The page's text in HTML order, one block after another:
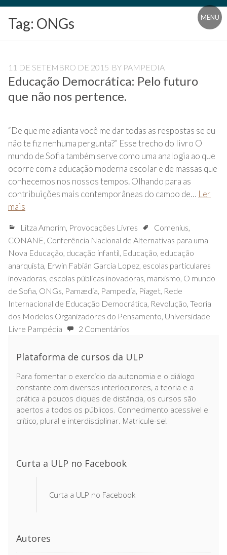
Blog
Universidade
Pampédia
MENU
Tag: ONGs
11 DE SETEMBRO DE 2015 BY PAMPEDIA
Educação Democrática: Pelo futuro
que não nos pertence.
“De que me adianta você me dar todas as respostas se eu
não te fiz nenhuma pergunta?” Esse trecho do livro O
mundo de Sofia também serve como uma analogia ao que
ocorre com a educação moderna escolar e de massas que
conhecemos nos nossos tempos. Olhando para as
contribuições mais contemporâneas do campo de… Ler
mais
Litza Amorim, Provocações Livres Comenius,
CONANE, Conferência Nacional de Alternativas para uma
Nova Educação, ducação infantil, Educação, educação
anarquista, Erwin Fabián García Lopez, escolas particulares
inovadoras, escolas públicas inovadoras, marxismo, O mundo
de Sofia, ONGs, Pamædia, Pampedia, Piaget, Rede
Internacional de Educação Democrática, Revolução, Teoria
dos Modelos Organizadores do Pensamento, Universidade
Livre Pampédia
2 Comentários
Plataforma de cursos da ULP
Para fomentar o exercício da autonomia e o diálogo
constante com diversos interlocutores, a teoria e a
prática a poucos cliques de distância, os cursos são
abertos a todos os públicos. Conhecimento acessível e
crítico, plural e interdisciplinar. Matricule-se!
Curta a ULP no Facebook
Curta a ULP no Facebook
Autores